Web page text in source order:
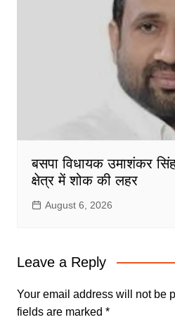
बसपा विधायक उमाशंकर
क्षेत्र में शोक की लहर
August 6, 2026
Leave a Reply
Your email address will not be
fields are marked *